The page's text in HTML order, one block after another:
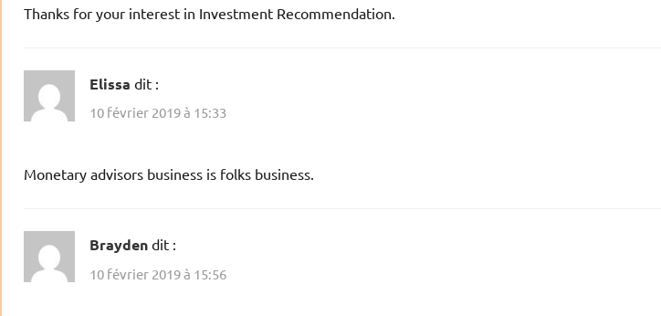
Thanks for your interest in Investment Recommendation.
Elissa dit :
10 février 2019 à 15:33
Monetary advisors business is folks business.
Brayden dit :
10 février 2019 à 15:56